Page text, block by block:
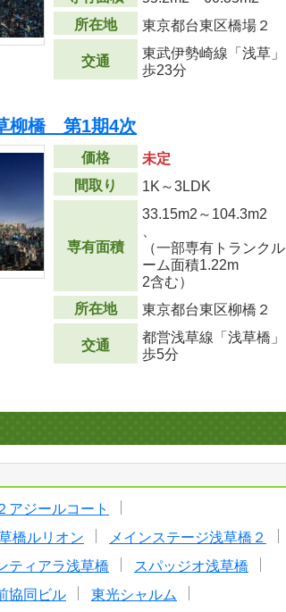
所在地
東京都台東区橋場２
交通
東武伊勢崎線「浅草」
歩23分
柳橋 第1期4次
価格
未定
間取り
1K～3LDK
専有面積
33.15m2 ～104.3m2
（一部専有トランクル
ーム面積1.22m
2含む）
所在地
東京都台東区柳橋２
交通
都営浅草線「浅草橋」
歩5分
アジールコート
橋ルリオン
メインステージ浅草橋２
ティアラ浅草橋
スパッジオ浅草橋
協同ビル
東光シャルム